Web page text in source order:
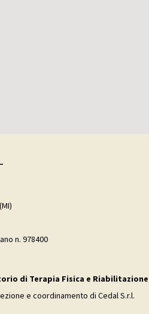
n. 978400
di Terapia Fisica e
e coordinamento di Cedal S.r.l.